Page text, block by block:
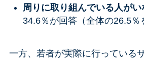
周りに取り組んでいる人がい
34.6％が回答（全体の26.5％
一方、若者が実際に行っている